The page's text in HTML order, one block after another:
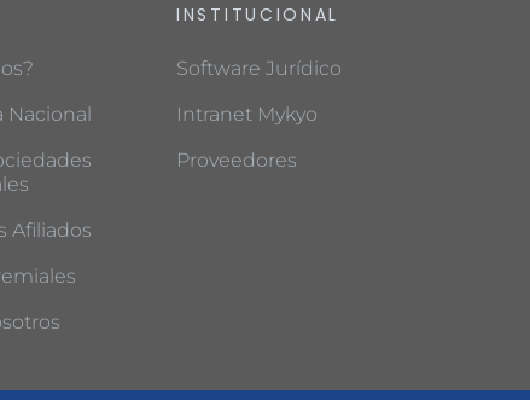
Nacional
Afiliados
INSTITUCIONAL
Software Jurídico
Intranet Mykyo
Proveedores